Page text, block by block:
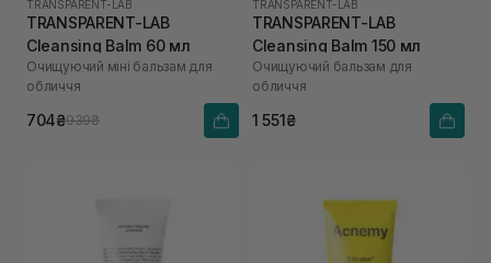
TRANSPARENT-LAB
TRANSPARENT-LAB
Cleansing Balm 60 мл
Очищуючий міні бальзам для
обличчя
704₴939₴
TRANSPARENT-LAB
TRANSPARENT-LAB
Cleansing Balm 150 мл
Очищуючий бальзам для
обличчя
1 551₴